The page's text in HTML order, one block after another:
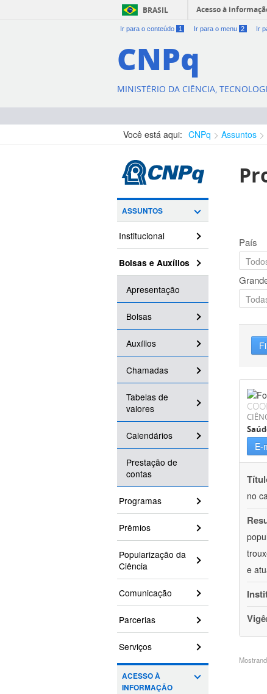
BRASIL Acesso à
Ir para o conteúdo 1 Ir para o menu 2 Ir
CNPq
MINISTÉRIO DA CIÊNCIA,
Você está aqui: CNPq Assuntos
ASSUNTOS
Institucional
Bolsas e Auxílios
Apresentação
Bolsas
Auxílios
Chamadas
Tabelas de
valores
Calendários
Prestação de
contas
Programas
Prêmios
Popularização da
Ciência
Comunicação
Parcerias
Serviços
ACESSO À
INFORMAÇÃO
País
E-
no
e